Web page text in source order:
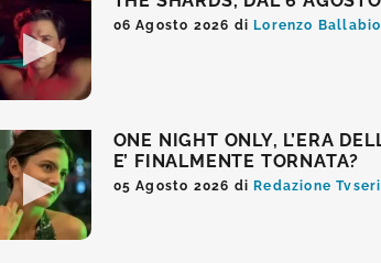
06 Agosto 2026 di Lorenzo Ballabio
ONE NIGHT ONLY, L’ERA
E’ FINALMENTE TORNATA?
05 Agosto 2026 di Redazione